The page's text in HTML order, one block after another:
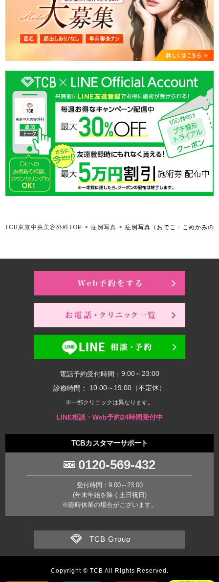
TCB東京中央美容外科TOP > 症例写真 > 症例写真（おでこ・こめかみの
電話予約受付時間： 9:00～23:00
診療時間：
10:00～19:00（不定休）
※一部クリニックは異なります。
LINE相談・Web予約24時間受付中
TCBカスタマーサポート
0120-569-432
受付時間：9:00～23:00
(年末年始を除く土日祝日)
※臨時休業の場合がございます。
TCB Group
Copyright © TCB All Rights Reserved.